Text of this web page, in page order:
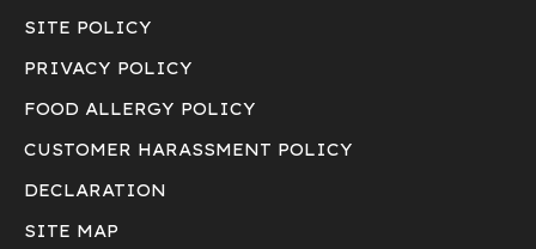
SITE POLICY
PRIVACY POLICY
FOOD ALLERGY POLICY
CUSTOMER HARASSMENT POLICY
DECLARATION
SITE MAP